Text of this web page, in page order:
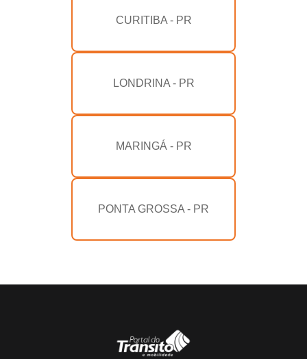
CURITIBA - PR
LONDRINA - PR
MARINGÁ - PR
PONTA GROSSA - PR